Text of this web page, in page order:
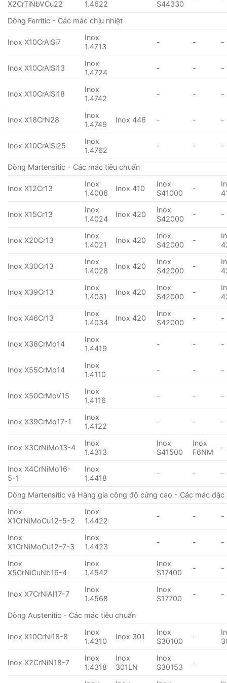
X2CrTiNbVCu22 1.4622 S44330
Dòng Ferritic - Các mác chịu nhiệt
Inox X10CrAlSi7
Inox
1.4713
- - -
Inox X10CrAlSi13
Inox
1.4724
- - -
Inox X10CrAlSi18
Inox
1.4742
- - -
Inox X18CrN28
Inox
1.4749
Inox 446 - - -
Inox X10CrAlSi25
Inox
1.4762
- - -
Dòng Martensitic - Các mác tiêu chuẩn
Inox X12Cr13
Inox
1.4006
Inox 410
Inox
S41000
-
Inox X15Cr13
Inox
1.4024
Inox 420
Inox
S42000
- -
Inox X20Cr13
Inox
1.4021
Inox 420
Inox
S42000
-
Inox X30Cr13
Inox
1.4028
Inox 420
Inox
S42000
-
Inox X39Cr13
Inox
1.4031
Inox 420
Inox
S42000
-
Inox X46Cr13
Inox
1.4034
Inox 420
Inox
S42000
- -
Inox X38CrMo14
Inox
1.4419
- - -
Inox X55CrMo14
Inox
1.4110
- - -
Inox X50CrMoV15
Inox
1.4116
- - -
Inox X39CrMo17-1
Inox
1.4122
- - -
Inox X3CrNiMo13-4
Inox
1.4313
Inox
S41500
Inox
F6NM
-
Inox X4CrNiMo16-
5-1
Inox
1.4418
- - -
Dòng Martensitic và Hàng gia công độ cứng cao - Các mác đặc
Inox
X1CrNiMoCu12-5-2
Inox
1.4422
- - -
Inox
X1CrNiMoCu12-7-3
Inox
1.4423
- - -
Inox
X5CrNiCuNb16-4
Inox
1.4542
Inox
S17400
- -
Inox X7CrNiAl17-7
Inox
1.4568
Inox
S17700
- -
Dòng Austenitic - Các mác tiêu chuẩn
Inox X10CrNi18-8
Inox
1.4310
Inox 301
Inox
S30100
-
Inox X2CrNiN18-7
Inox
1.4318
Inox
301LN
Inox
S30153
-